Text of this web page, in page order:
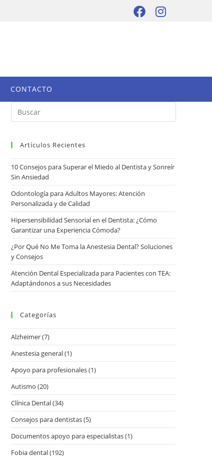
CONTACTO
Artículos Recientes
10 Consejos para Superar el Miedo al Dentista y Sonreír
Sin Ansiedad
Odontología para Adultos Mayores: Atención
Personalizada y de Calidad
Hipersensibilidad Sensorial en el Dentista: ¿Cómo
Garantizar una Experiencia Cómoda?
¿Por Qué No Me Toma la Anestesia Dental? Soluciones
y Consejos
Atención Dental Especializada para Pacientes con TEA:
Adaptándonos a sus Necesidades
Categorías
Alzheimer(7)
Anestesia general(1)
Apoyo para profesionales(1)
Autismo (20)
Clínica Dental(34)
Consejos para dentistas(5)
Documentos apoyo para especialistas(1)
Fobia dental(192)